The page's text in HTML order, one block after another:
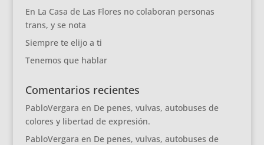
En La Casa de Las Flores no colaboran personas
trans, y se nota
Siempre te elijo a ti
Tenemos que hablar
Comentarios recientes
PabloVergara en De penes, vulvas, autobuses de
colores y libertad de expresión.
PabloVergara en De penes, vulvas, autobuses de